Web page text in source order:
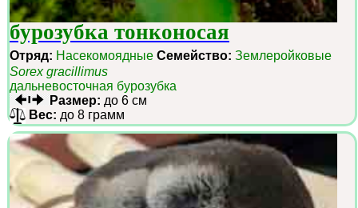
бурозубка тонконосая
Отряд: Насекомоядные Семейство: Землеройковые
Sorex gracillimus
дальневосточная бурозубка
Размер: до 6 см
Вес: до 8 грамм